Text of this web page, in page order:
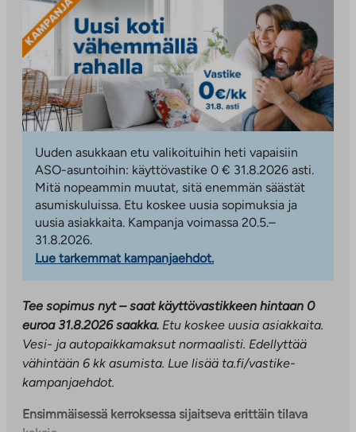
Uuden asukkaan etu valikoituihin heti vapaisiin
ASO-asuntoihin: käyttövastike 0 € 31.8.2026 asti.
Mitä nopeammin muutat, sitä enemmän säästät
asumiskuluissa. Etu koskee uusia sopimuksia ja
uusia asiakkaita. Kampanja voimassa 20.5.–
31.8.2026.
Lue tarkemmat kampanjaehdot.
Tee sopimus nyt – saat käyttövastikkeen hintaan 0
euroa 31.8.2026 saakka. Etu koskee uusia asiakkaita.
Vesi- ja autopaikkamaksut normaalisti. Edellyttää
vähintään 6 kk asumista. Lue lisää ta.fi/vastike-
kampanjaehdot.
Ensimmäisessä kerroksessa sijaitseva erittäin tilava